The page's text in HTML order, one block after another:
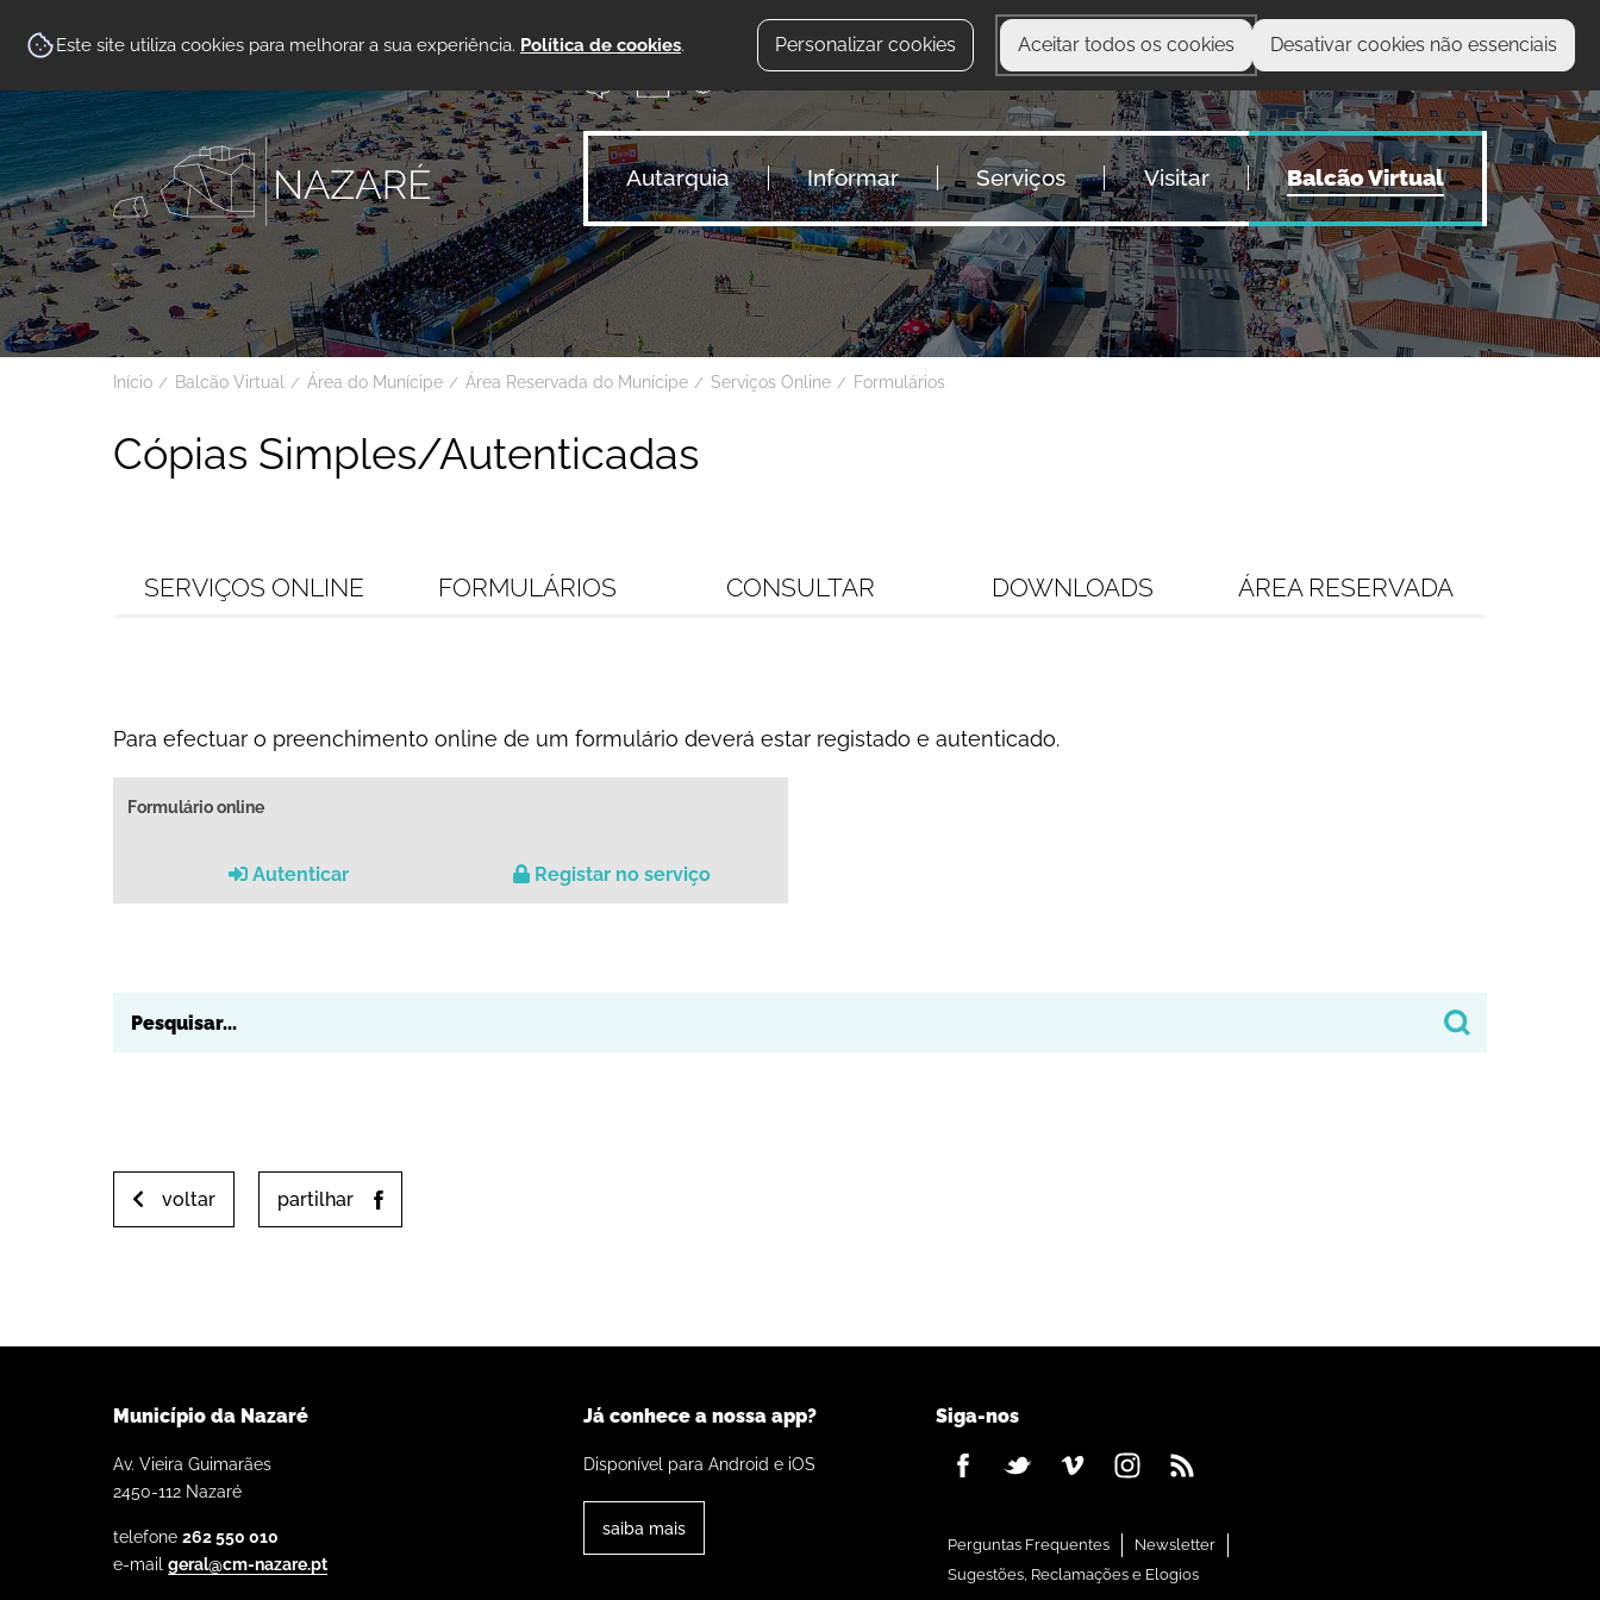
Este site utiliza cookies para melhorar a sua experiência. Política de cookies. Personalizar cookies Aceitar todos os cookies Desativar cookies não essenciais
O que procura?
Autarquia Informar Serviços Visitar Balcão Virtual
Início Balcão Virtual Área do Munícipe Área Reservada do Munícipe Serviços Online Formulários
Cópias Simples/Autenticadas
SERVIÇOS ONLINE FORMULÁRIOS CONSULTAR DOWNLOADS ÁREA RESERVADA
Para efectuar o preenchimento online de um formulário deverá estar registado e autenticado.
Formulário online
Autenticar Registar no serviço
voltar partilhar
Município da Nazaré
Av. Vieira Guimarães
2450-112 Nazaré
telefone 262 550 010
e-mail geral@cm-nazare.pt
Já conhece a nossa app?
Disponível para Android e iOS
saiba mais
Siga-nos
Perguntas Frequentes
Newsletter
Sugestões, Reclamações e Elogios